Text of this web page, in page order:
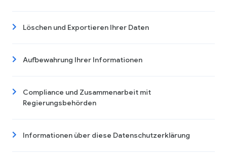
Löschen und Exportieren Ihrer Daten
Aufbewahrung Ihrer Informationen
Compliance und Zusammenarbeit mit
Regierungsbehörden
Informationen über diese Datenschutzerklärung